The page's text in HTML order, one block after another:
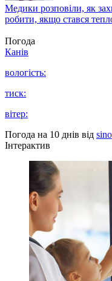
Медики розповіли, як
робити, якщо стався
Погода
Канів
вологість:
тиск:
вітер:
Погода на 10 днів від
Інтерактив